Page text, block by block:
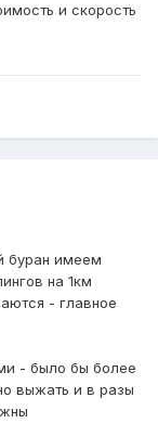
и скорость
буран имеем
на 1км
- главное
- было бы более
выжать и в разы